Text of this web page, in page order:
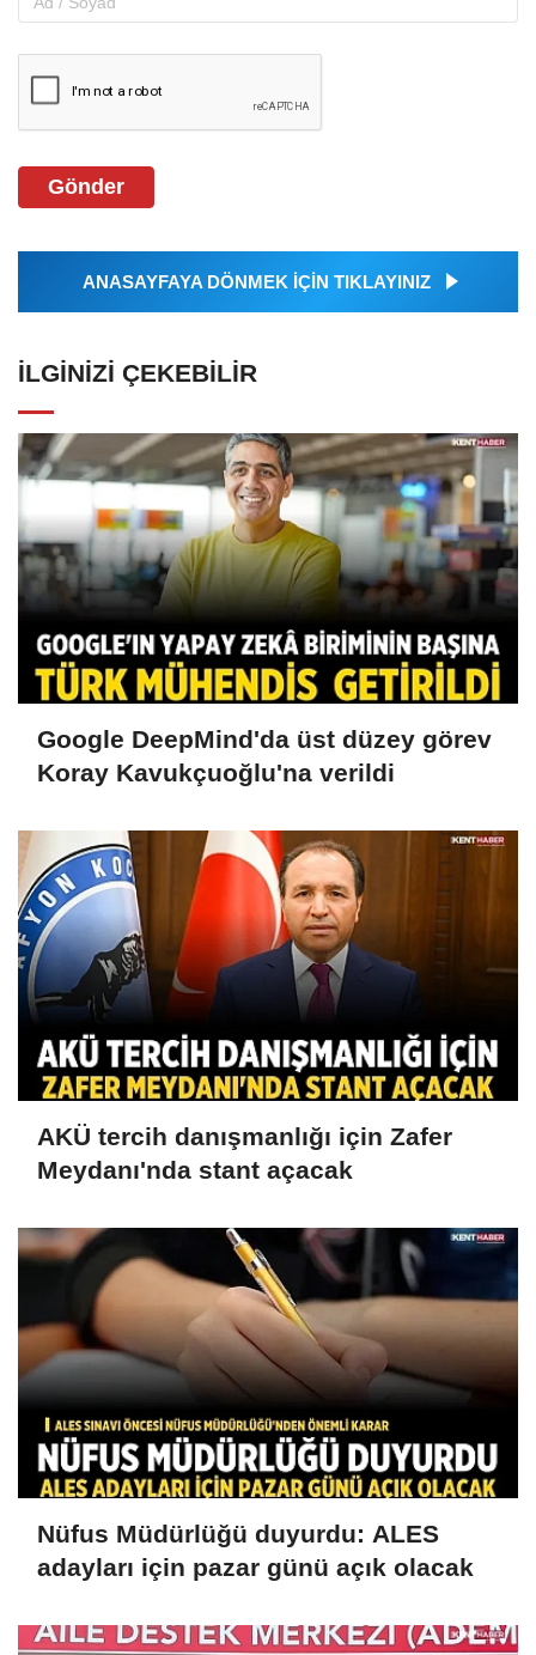
Gönder
ANASAYFAYA DÖNMEK İÇİN TIKLAYINIZ
İLGINIZI ÇEKEBILIR
Google DeepMind'da üst düzey görev
Koray Kavukçuoğlu'na verildi
AKÜ tercih danışmanlığı için Zafer
Meydanı'nda stant açacak
Nüfus Müdürlüğü duyurdu: ALES
adayları için pazar günü açık olacak